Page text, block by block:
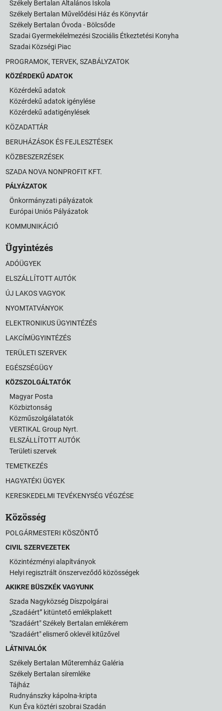
Székely Bertalan Általános Iskola
Székely Bertalan Művelődési Ház és Könyvtár
Székely Bertalan Óvoda - Bölcsőde
Szadai Gyermekélelmezési Szociális Étkeztetési Konyha
Szadai Községi Piac
PROGRAMOK, TERVEK, SZABÁLYZATOK
KÖZÉRDEKŰ ADATOK
Közérdekű adatok
Közérdekű adatok igénylése
Közérdekű adatigénylések
KÖZADATTÁR
BERUHÁZÁSOK ÉS FEJLESZTÉSEK
KÖZBESZERZÉSEK
SZADA NOVA NONPROFIT KFT.
PÁLYÁZATOK
Önkormányzati pályázatok
Európai Uniós Pályázatok
KOMMUNIKÁCIÓ
Ügyintézés
ADÓÜGYEK
ELSZÁLLÍTOTT AUTÓK
ÚJ LAKOS VAGYOK
NYOMTATVÁNYOK
ELEKTRONIKUS ÜGYINTÉZÉS
LAKCÍMÜGYINTÉZÉS
TERÜLETI SZERVEK
EGÉSZSÉGÜGY
KÖZSZOLGÁLTATÓK
Magyar Posta
Közbiztonság
Közműszolgálatatók
VERTIKAL Group Nyrt.
ELSZÁLLÍTOTT AUTÓK
Területi szervek
TEMETKEZÉS
HAGYATÉKI ÜGYEK
KERESKEDELMI TEVÉKENYSÉG VÉGZÉSE
Közösség
POLGÁRMESTERI KÖSZÖNTŐ
CIVIL SZERVEZETEK
Közintézményi alapítványok
Helyi regisztrált önszerveződő közösségek
AKIKRE BÜSZKÉK VAGYUNK
Szada Nagyközség Díszpolgárai
„Szadáért” kitüntető emlékplakett
"Szadáért" Székely Bertalan emlékérem
"Szadáért" elismerő oklevél kitűzővel
LÁTNIVALÓK
Székely Bertalan Műteremház Galéria
Székely Bertalan síremléke
Tájház
Rudnyánszky kápolna-kripta
Kun Éva köztéri szobrai Szadán